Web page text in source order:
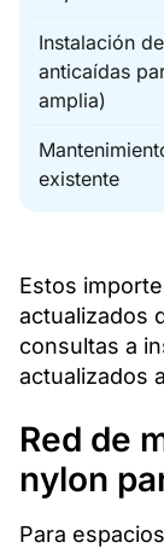
Instalación
anticaídas
amplia)
existente
Estos
actualizados
consultas a
actualizados
Red de
nylon
Para